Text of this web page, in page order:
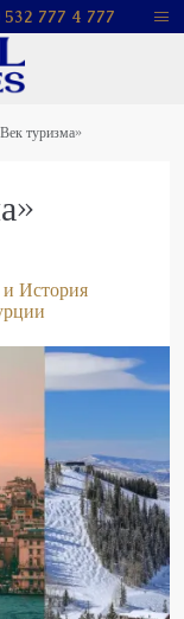
777 4 777
туризма»
и История